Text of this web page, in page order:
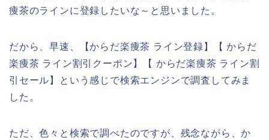
痩茶のラインに登録したいな～と思いました。
だから、早速、【からだ楽痩茶 ライン登録】【 からだ
楽痩茶 ライン割引クーポン】【 からだ楽痩茶 ライン割
引セール】という感じで検索エンジンで調査してみま
した。
ただ、色々と検索で調べたのですが、残念ながら、か